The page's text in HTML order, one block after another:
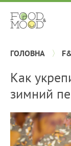
ГОЛОВНА
Как
зимний